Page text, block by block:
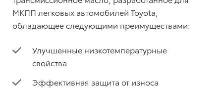
МКПП легковых автомобилей Toyota,
обладающее следующими преимуществами:
Улучшенные низкотемпературные
свойства
Эффективная защита от износа